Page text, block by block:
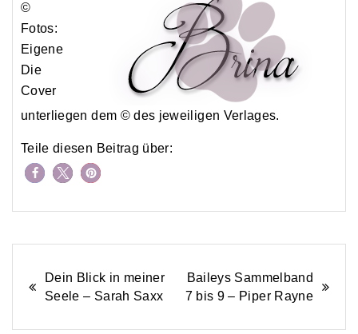
©
Fotos:
Eigene
Die
Cover
unterliegen dem © des jeweiligen Verlages.
Teile diesen Beitrag über:
Beitrags-
Dein Blick in meiner
Seele – Sarah Saxx
Baileys Sammelband
7 bis 9 – Piper Rayne